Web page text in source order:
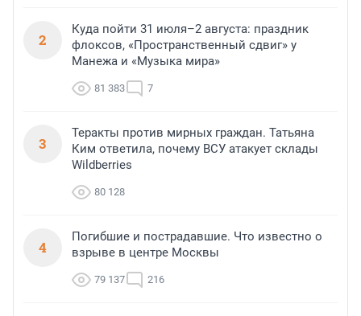
2
Куда пойти 31 июля–2 августа: праздник
флоксов, «Пространственный сдвиг» у
Манежа и «Музыка мира»
81 383 7
3
Теракты против мирных граждан. Татьяна
Ким ответила, почему ВСУ атакует склады
Wildberries
80 128
4
Погибшие и пострадавшие. Что известно о
взрыве в центре Москвы
79 137 216